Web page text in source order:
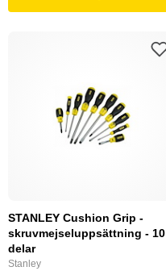
STANLEY Cushion Grip -
skruvmejseluppsättning - 10
delar
Stanley